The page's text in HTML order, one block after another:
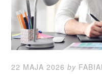
22 MAJA 2026 by